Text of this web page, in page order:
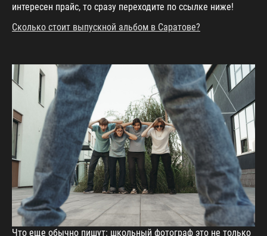
интересен прайс, то сразу переходите по ссылке ниже!
Сколько стоит выпускной альбом в Саратове?
Что еще обычно пишут: школьный фотограф это не только